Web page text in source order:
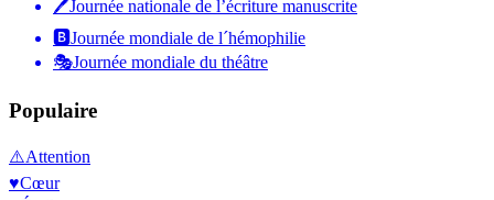
🖊Journée nationale de l’écriture manuscrite
🅱️Journée mondiale de l´hémophilie
🎭Journée mondiale du théâtre
Populaire
⚠️Attention
♥️Cœur